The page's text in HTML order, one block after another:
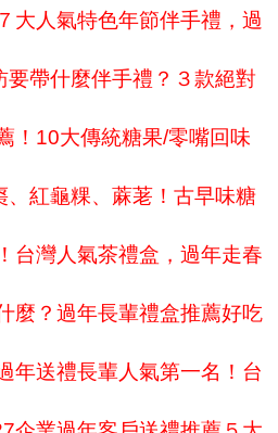
大人氣特色年節伴手禮，過
要帶什麼伴手禮？３款絕對
！10大傳統糖果/零嘴回味
、紅龜粿、蔴荖！古早味糖
台灣人氣茶禮盒，過年走春
麼？過年長輩禮盒推薦好吃
年送禮長輩人氣第一名！台